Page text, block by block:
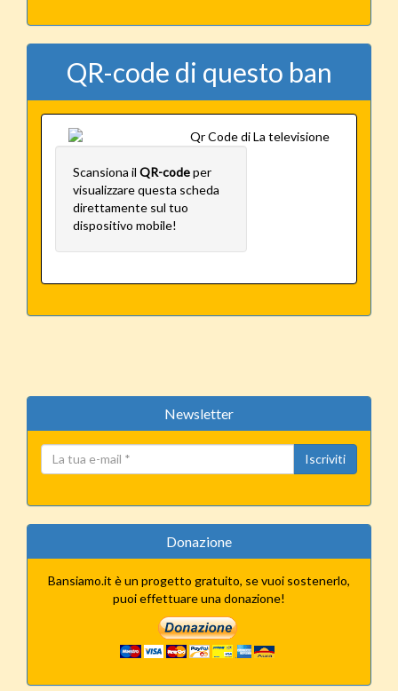
QR-code di questo ban
Scansiona il QR-codeper
visualizzare questa scheda
direttamente sul tuo
dispositivo mobile!
Newsletter
Iscriviti
Donazione
Bansiamo.it è un progetto gratuito, se vuoi sostenerlo,
puoi effettuare una donazione!